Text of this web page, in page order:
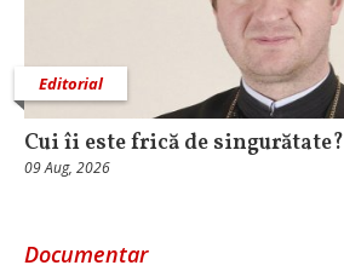
Editorial
Cui îi este frică de singurătate?
09 Aug, 2026
Documentar